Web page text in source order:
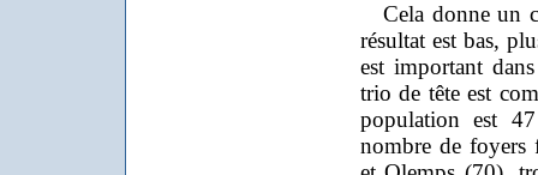
Cela donne un
résultat est bas,
est important
trio de tête est
population est
nombre de foyers